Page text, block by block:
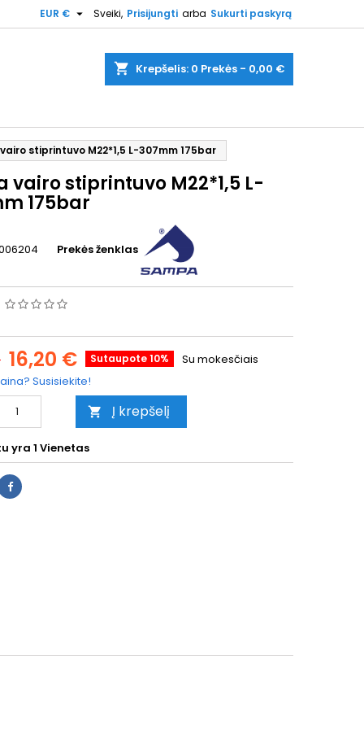
Sveiki, Prisijungti arba Sukurti paskyrą
EUR € 
shopping_cart Krepšelis: 0 Prekės - 0,00 €
stiprintuvo M22*1,5 L-307mm 175bar
vairo stiprintuvo M22*1,5 L-
175bar
Prekės ženklas
16,20 € Sutaupote 10%
Su mokesčiais
Susisiekite!
 Į krepšelį
yra 1 Vienetas